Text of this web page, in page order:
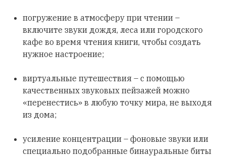
погружение в атмосферу при чтении –
включите звуки дождя, леса или городского
кафе во время чтения книги, чтобы создать
нужное настроение;
виртуальные путешествия – с помощью
качественных звуковых пейзажей можно
«перенестись» в любую точку мира, не выходя
из дома;
усиление концентрации – фоновые звуки или
специально подобранные бинауральные биты